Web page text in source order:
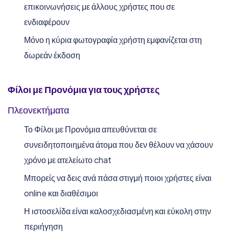
επικοινωνήσεις με άλλους χρήστες που σε
ενδιαφέρουν
Μόνο η κύρια φωτογραφία χρήστη εμφανίζεται στη
δωρεάν έκδοση
Φίλοι με Προνόμιαγια τους χρήστες
Πλεονεκτήματα
Το Φίλοι με Προνόμια απευθύνεται σε
συνειδητοποιημένα άτομα που δεν θέλουν να χάσουν
χρόνο με ατελείωτο chat
Μπορείς να δεις ανά πάσα στιγμή ποιοι χρήστες είναι
online και διαθέσιμοι
Η ιστοσελίδα είναι καλοσχεδιασμένη και εύκολη στην
περιήγηση